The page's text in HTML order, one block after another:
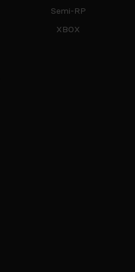
Semi-RP
XBOX